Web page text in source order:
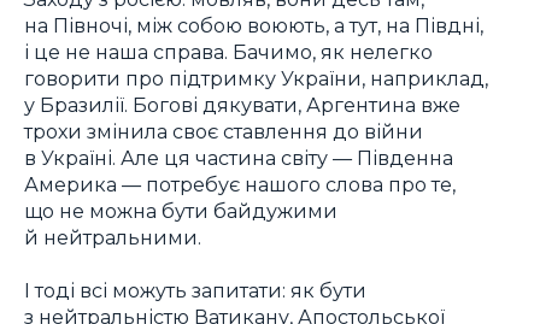
на Півночі, між собою воюють, а тут, на Півдні,
і це не наша справа. Бачимо, як нелегко
говорити про підтримку України, наприклад,
у Бразилії. Богові дякувати, Аргентина вже
трохи змінила своє ставлення до війни
в Україні. Але ця частина світу — Південна
Америка — потребує нашого слова про те,
що не можна бути байдужими
й нейтральними.
І тоді всі можуть запитати: як бути
з нейтральністю Ватикану, Апостольської